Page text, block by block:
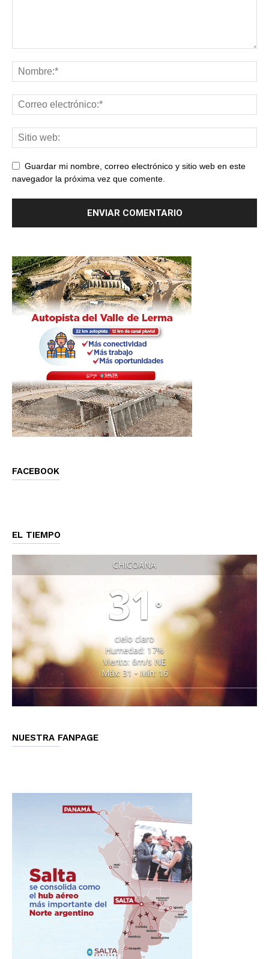
Guardar mi nombre, correo electrónico y sitio web en este
navegador la próxima vez que comente.
FACEBOOK
EL TIEMPO
CHICOANA
31 °
cielo claro
Humedad: 17%
Viento: 6m/s NE
Máx: 31 • Mín: 16
NUESTRA FANPAGE